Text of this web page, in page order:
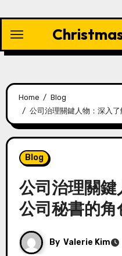
content
Home
Blog
公司治理關鍵人物：深入
Blog
公司治理關
公司秘書的角
By Valerie Kim